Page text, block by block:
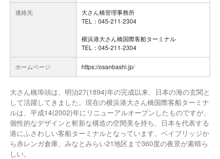
連絡先
大さん橋管理事務所
TEL：045-211-2304
横浜港大さん橋国際客船ターミナル
TEL：045-211-2304
ホームページ https://osanbashi.jp/
大さん橋埠頭は、明治27(1894)年の完成以来、日本の海の玄関と
して活躍してきました。現在の横浜港大さん橋国際客船ターミナ
ルは、平成14(2002)年にリニューアルオープンしたものですが、
個性的なデザインと斬新な構造の空間美を持ち、日本を代表する
港にふさわしい客船ターミナルとなっています。ベイブリッジか
ら赤レンガ倉庫、みなとみらい21地区まで360度の夜景が素晴ら
しい。